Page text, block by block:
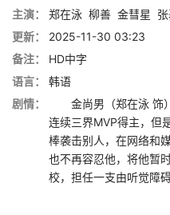
主演：
郑在泳 柳善 金彗星
更新：
2025-11-30 03:23
备注：
HD中字
语言：
韩语
剧情：
金尚男（郑在泳 饰）
连续三界MVP得主，但
棒袭击别人，在网络和
也不再容忍他，将他暂
校，担任一支由听觉障